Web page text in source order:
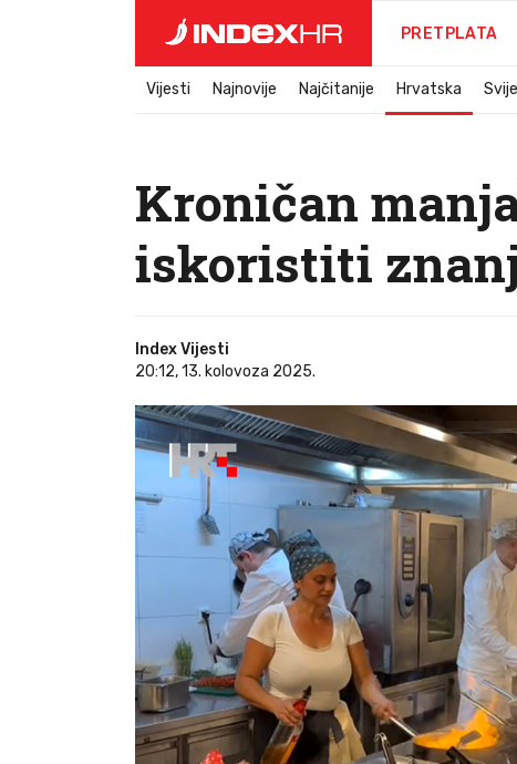
PRETPLATA
Vijesti Najnovije Najčitanije Hrvatska
Kroničan
iskoristiti
Index Vijesti
20:12, 13. kolovoza 2025.